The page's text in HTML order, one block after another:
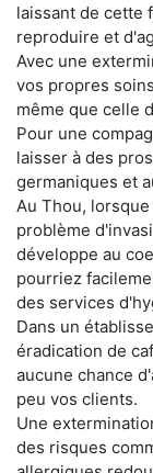
laissant de cette
reproduire et
Avec une
vos propres
même que celle
Pour une
laisser à des
germaniques et
Au Thou,
problème
développe au
pourriez
des services
Dans un
éradication de
aucune chance
peu vos clients.
Une
des risques